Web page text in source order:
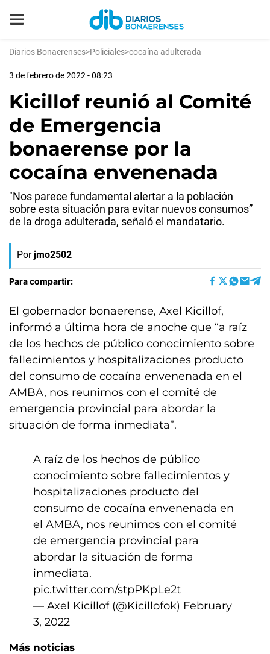
Diarios Bonaerenses>Policiales>cocaína adulterada
3 de febrero de 2022 - 08:23
Kicillof reunió al Comité
de Emergencia
bonaerense por la
cocaína envenenada
"Nos parece fundamental alertar a la población
sobre esta situación para evitar nuevos consumos”
de la droga adulterada, señaló el mandatario.
Por jmo2502
Para compartir:
El gobernador bonaerense, Axel Kicillof,
informó a última hora de anoche que “a raíz
de los hechos de público conocimiento sobre
fallecimientos y hospitalizaciones producto
del consumo de cocaína envenenada en el
AMBA, nos reunimos con el comité de
emergencia provincial para abordar la
situación de forma inmediata”.
A raíz de los hechos de público
conocimiento sobre fallecimientos y
hospitalizaciones producto del
consumo de cocaína envenenada en
el AMBA, nos reunimos con el comité
de emergencia provincial para
abordar la situación de forma
inmediata.
pic.twitter.com/stpPKpLe2t
— Axel Kicillof (@Kicillofok) February
3, 2022
Más noticias